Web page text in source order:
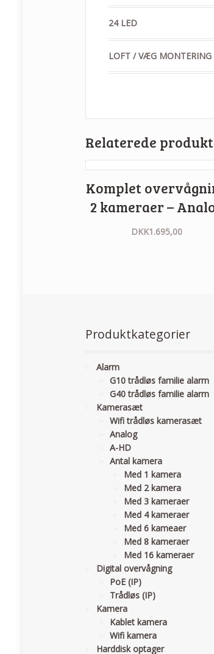
24 LED
LOFT / VÆG MONTERING
Relaterede
Komplet
2 kameraer –
DKK1.695,00
Produktkategorier
Alarm
G10 trådløs familie alarm
G40 trådløs familie alarm
Kamerasæt
Wifi trådløs kamerasæt
Analog
A-HD
Antal kamera
Med 1 kamera
Med 2 kamera
Med 3 kameraer
Med 4 kameraer
Med 6 kameaer
Med 8 kameraer
Med 16 kameraer
Digital overvågning
PoE (IP)
Trådløs (IP)
Kamera
Kablet kamera
Wifi kamera
Harddisk optager